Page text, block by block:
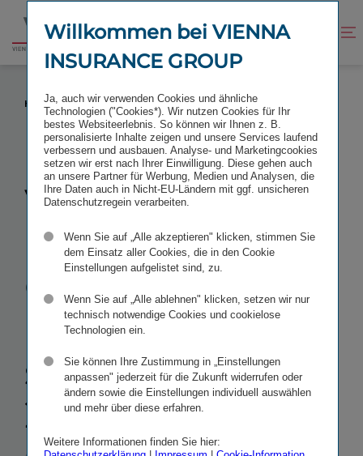
Inhalt
springen
Fußzeile
springen
Zur
Startseite
Kontrast
VIENNA INSURANCE GROUP
HAUPTVERSAMMLUNG 2013
Vienna
Insurance
Group
Hauptver­
sammlung
2013
Willkommen bei VIENNA
INSURANCE GROUP
Ja, auch wir verwenden Cookies und ähnliche
Technologien ("Cookies*). Wir nutzen Cookies für Ihr
bestes Websiteerlebnis. So können wir Ihnen z. B.
personalisierte Inhalte zeigen und unsere Services laufend
verbessern und ausbauen. Analyse- und Marketingcookies
setzen wir erst nach Ihrer Einwilligung. Diese gehen auch
an unsere Partner für Werbung, Medien und Analysen, die
Ihre Daten auch in Nicht-EU-Ländern mit ggf. unsicheren
Datenschutzregein verarbeiten.
Wenn Sie auf „Alle akzeptieren" klicken, stimmen Sie
dem Einsatz aller Cookies, die in den Cookie
Einstellungen aufgelistet sind, zu.
Wenn Sie auf „Alle ablehnen" klicken, setzen wir nur
technisch notwendige Cookies und cookielose
Technologien ein.
Sie können Ihre Zustimmung in „Einstellungen
anpassen" jederzeit für die Zukunft widerrufen oder
ändern sowie die Einstellungen individuell auswählen
und mehr über diese erfahren.
Weitere Informationen finden Sie hier: